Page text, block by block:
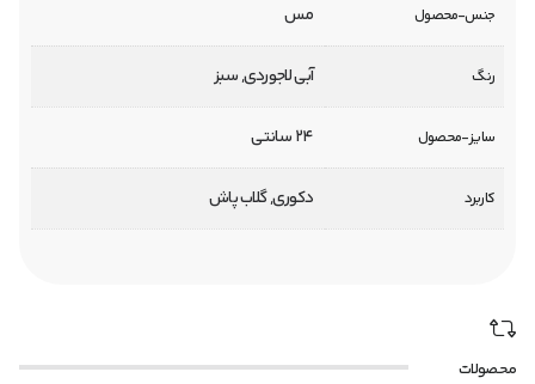
جنس-محصول مس
رنگ آبی لاجوردی, سبز
سایز-محصول 24 سانتی
کاربرد دکوری, گلاب پاش
محصولات